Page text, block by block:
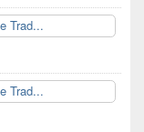
Trad...
Trad...